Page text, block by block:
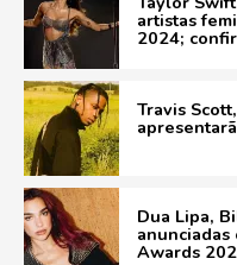
artistas
2024;
Travis
Dua Lipa,
anunciadas
Awards